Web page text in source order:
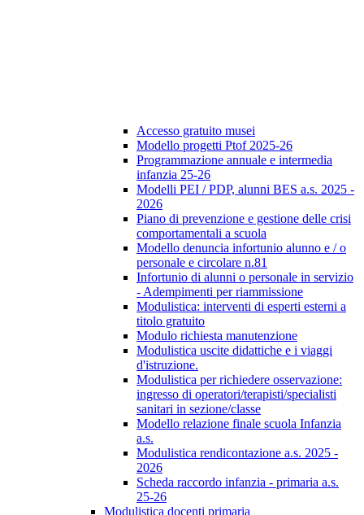
Accesso gratuito musei
Modello progetti Ptof 2025-26
Programmazione annuale e intermedia
infanzia 25-26
Modelli PEI / PDP, alunni BES a.s. 2025 -
2026
Piano di prevenzione e gestione delle crisi
comportamentali a scuola
Modello denuncia infortunio alunno e / o
personale e circolare n.81
Infortunio di alunni o personale in servizio
- Adempimenti per riammissione
Modulistica: interventi di esperti esterni a
titolo gratuito
Modulo richiesta manutenzione
Modulistica uscite didattiche e i viaggi
d'istruzione.
Modulistica per richiedere osservazione:
ingresso di operatori/terapisti/specialisti
sanitari in sezione/classe
Modello relazione finale scuola Infanzia
a.s.
Modulistica rendicontazione a.s. 2025 -
2026
Scheda raccordo infanzia - primaria a.s.
25-26
Modulistica docenti primaria